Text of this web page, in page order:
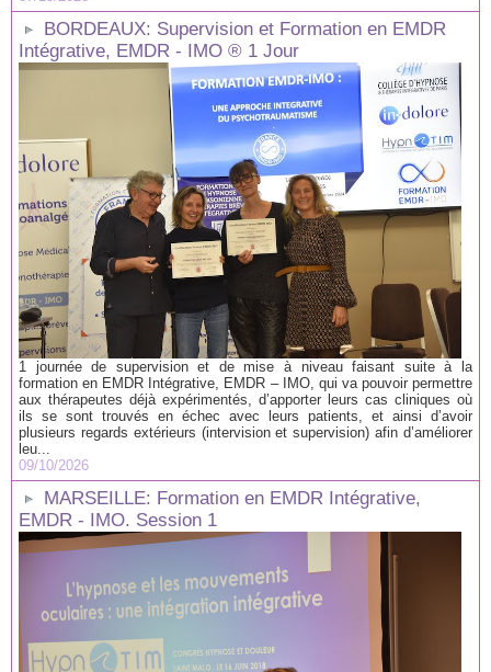
BORDEAUX: Supervision et Formation en EMDR
Intégrative, EMDR - IMO ® 1 Jour
1 journée de supervision et de mise à niveau faisant suite à la
formation en EMDR Intégrative, EMDR – IMO, qui va pouvoir permettre
aux thérapeutes déjà expérimentés, d’apporter leurs cas cliniques où
ils se sont trouvés en échec avec leurs patients, et ainsi d’avoir
plusieurs regards extérieurs (intervision et supervision) afin d’améliorer
leu...
09/10/2026
MARSEILLE: Formation en EMDR Intégrative,
EMDR - IMO. Session 1